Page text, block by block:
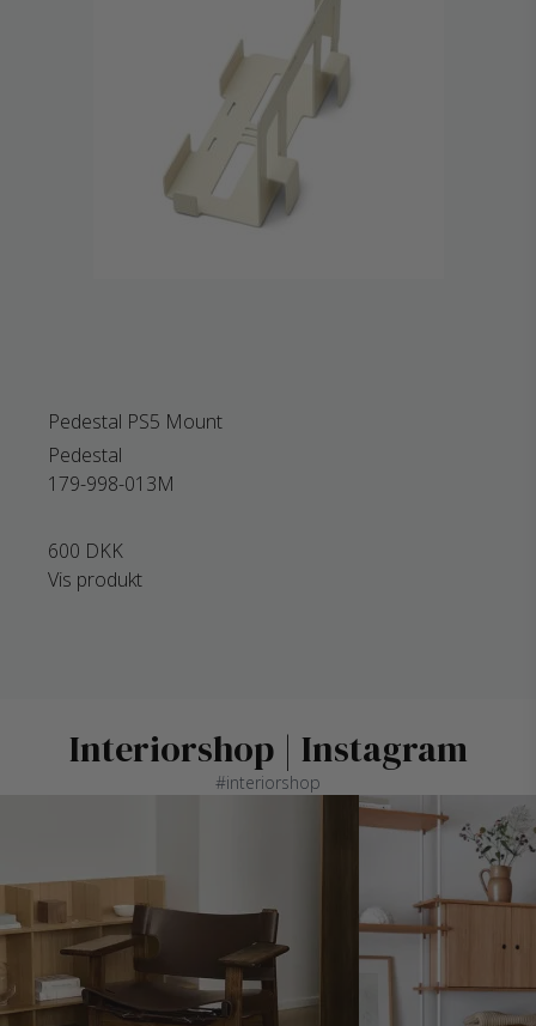
Pedestal PS5 Mount
Pedestal
179-998-013M
600 DKK
Vis produkt
Interiorshop | Instagram
#interiorshop